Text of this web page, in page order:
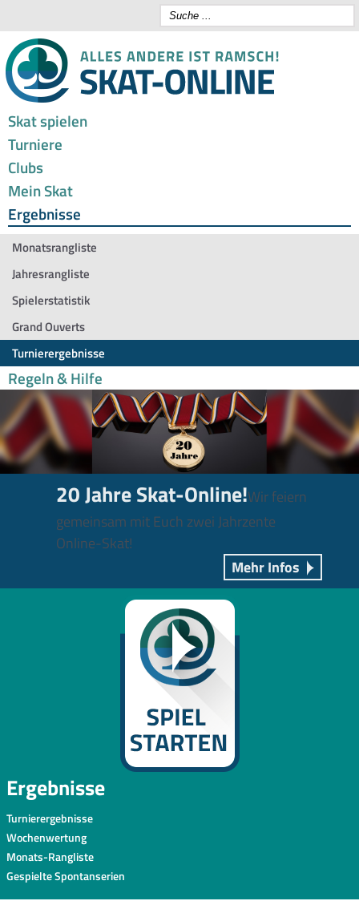
Skat spielen
Turniere
Clubs
Mein Skat
Ergebnisse
Monatsrangliste
Jahresrangliste
Spielerstatistik
Grand Ouverts
Turnierergebnisse
Regeln & Hilfe
20 Jahre Skat-Online!Wir feiern
gemeinsam mit Euch zwei Jahrzente
Online-Skat!
Mehr Infos
Ergebnisse
Turnierergebnisse
Wochenwertung
Monats-Rangliste
Gespielte Spontanserien